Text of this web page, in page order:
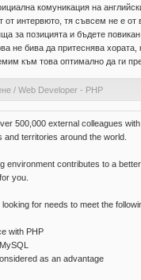
комуникация на
от интервюто, тя съвсем не е
за позицията и бъдете
не бива да притеснява
към това оптимално да ги
/ Web Developer - PHP
500,000 external colleagues
territories around the world.
environment contributes to a
you.
for needs to meet the
with PHP
as an advantage